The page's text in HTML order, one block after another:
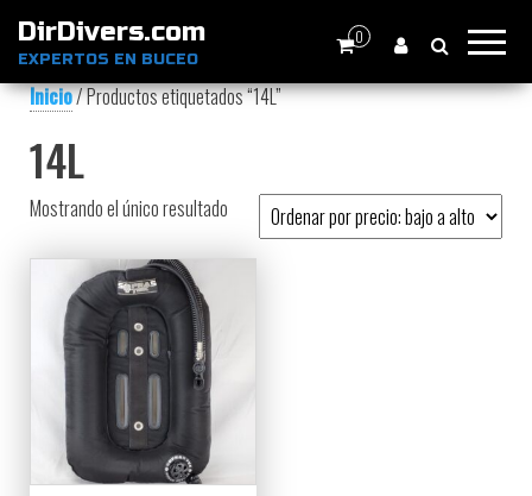
DirDivers.com
EXPERTOS EN BUCEO
0
Inicio/ Productos etiquetados “14L”
14L
Mostrando el único resultado